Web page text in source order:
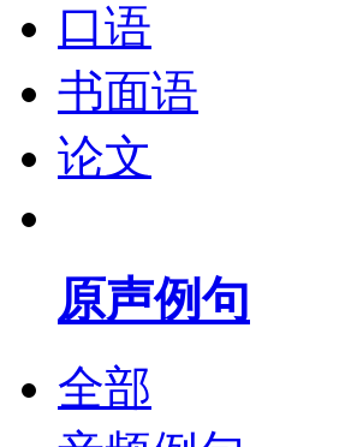
口语
书面语
论文
原声例句
全部